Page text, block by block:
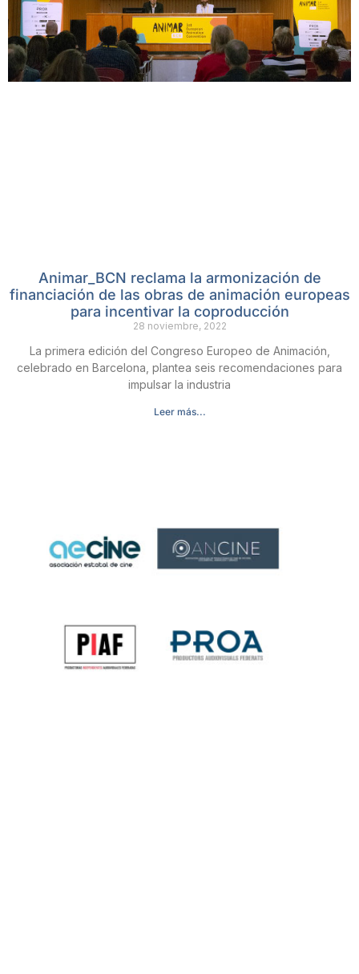
Animar_BCN reclama la armonización de
financiación de las obras de animación europeas
para incentivar la coproducción
28 noviembre, 2022
La primera edición del Congreso Europeo de Animación,
celebrado en Barcelona, plantea seis recomendaciones para
impulsar la industria
Leer más...